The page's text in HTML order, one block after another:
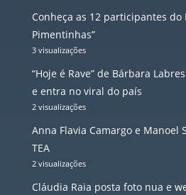
Conheça as 12 participantes do
Pimentinhas”
3 visualizações
“Hoje é Rave” de Bárbara
e entra no viral do país
2 visualizações
Anna Flavia Camargo e Manoel
TEA
2 visualizações
Cláudia Raia posta foto nua e